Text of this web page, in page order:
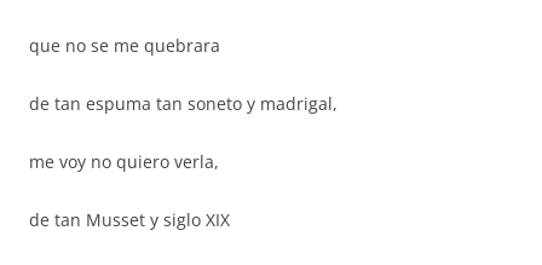
que no se me quebrara
de tan espuma tan soneto y madrigal,
me voy no quiero verla,
de tan Musset y siglo XIX